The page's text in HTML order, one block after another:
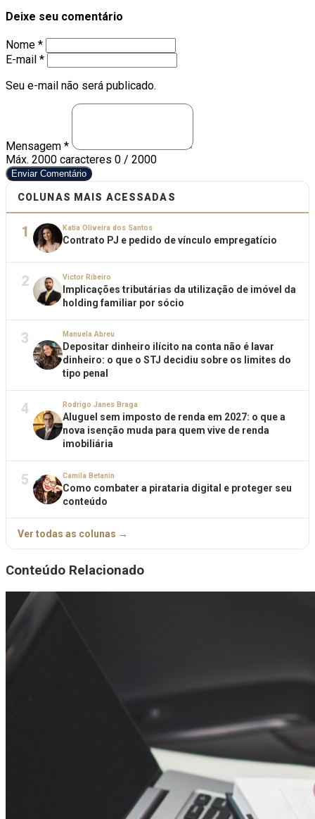
Deixe seu comentário
Nome *
E-mail *
Seu e-mail não será publicado.
Mensagem *
Máx. 2000 caracteres 0 / 2000
Enviar Comentário
COLUNAS MAIS ACESSADAS
1 Katia Oliveira dos Santos
Contrato PJ e pedido de vínculo empregatício
2 Victor Ribeiro
Implicações tributárias da utilização de imóvel da
holding familiar por sócio
3 Manuela Abreu
Depositar dinheiro ilícito na conta não é lavar
dinheiro: o que o STJ decidiu sobre os limites do
tipo penal
4 Rodrigo Janes Braga
Aluguel sem imposto de renda em 2027: o que a
nova isenção muda para quem vive de renda
imobiliária
5 Camila Betanin
Como combater a pirataria digital e proteger seu
conteúdo
Ver todas as colunas →
Conteúdo Relacionado